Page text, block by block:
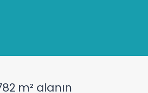
m² alanın